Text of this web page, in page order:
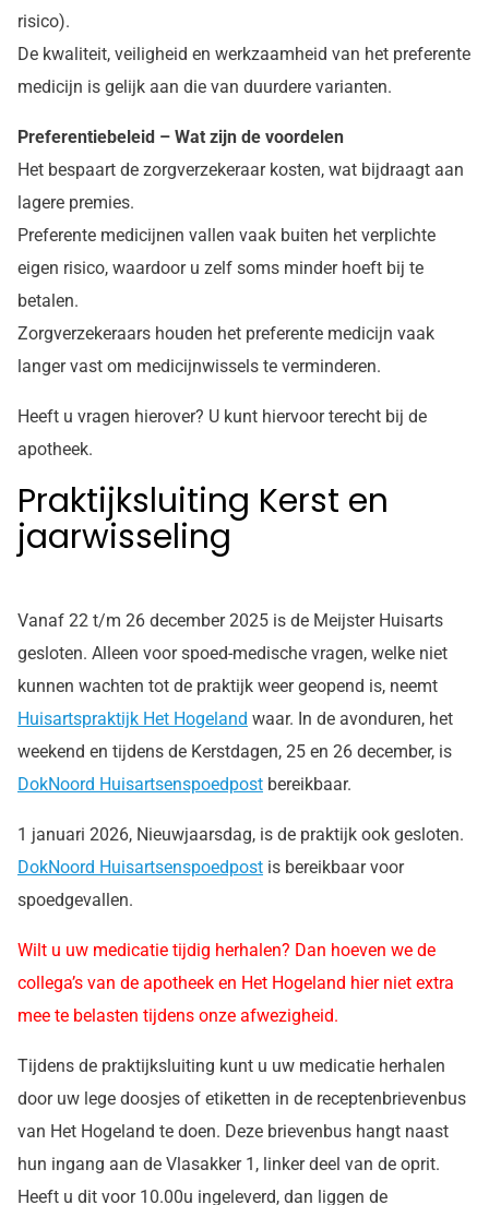
risico).
De kwaliteit, veiligheid en werkzaamheid van het preferente
medicijn is gelijk aan die van duurdere varianten.
Preferentiebeleid – Wat zijn de voordelen
Het bespaart de zorgverzekeraar kosten, wat bijdraagt aan
lagere premies.
Preferente medicijnen vallen vaak buiten het verplichte
eigen risico, waardoor u zelf soms minder hoeft bij te
betalen.
Zorgverzekeraars houden het preferente medicijn vaak
langer vast om medicijnwissels te verminderen.
Heeft u vragen hierover? U kunt hiervoor terecht bij de
apotheek.
Praktijksluiting Kerst en
jaarwisseling
Vanaf 22 t/m 26 december 2025 is de Meijster Huisarts
gesloten. Alleen voor spoed-medische vragen, welke niet
kunnen wachten tot de praktijk weer geopend is, neemt
Huisartspraktijk Het Hogeland waar. In de avonduren, het
weekend en tijdens de Kerstdagen, 25 en 26 december, is
DokNoord Huisartsenspoedpost bereikbaar.
1 januari 2026, Nieuwjaarsdag, is de praktijk ook gesloten.
DokNoord Huisartsenspoedpost is bereikbaar voor
spoedgevallen.
Wilt u uw medicatie tijdig herhalen? Dan hoeven we de
collega’s van de apotheek en Het Hogeland hier niet extra
mee te belasten tijdens onze afwezigheid.
Tijdens de praktijksluiting kunt u uw medicatie herhalen
door uw lege doosjes of etiketten in de receptenbrievenbus
van Het Hogeland te doen. Deze brievenbus hangt naast
hun ingang aan de Vlasakker 1, linker deel van de oprit.
Heeft u dit voor 10.00u ingeleverd, dan liggen de